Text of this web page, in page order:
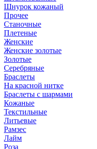
Шнурок кожаный
Прочее
Станочные
Плетеные
Женские
Женские золотые
Золотые
Серебряные
Браслеты
На красной нитке
Браслеты с шармами
Кожаные
Текстильные
Литьевые
Рамзес
Лайм
Роза